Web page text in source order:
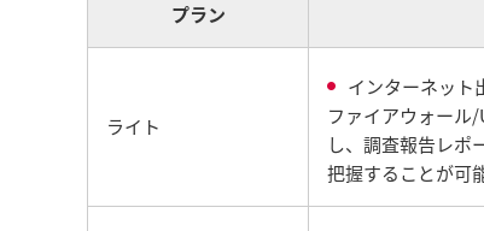
プラン
ライト
インターネット
ファイアウォール
し、調査報告レポ
把握することが可